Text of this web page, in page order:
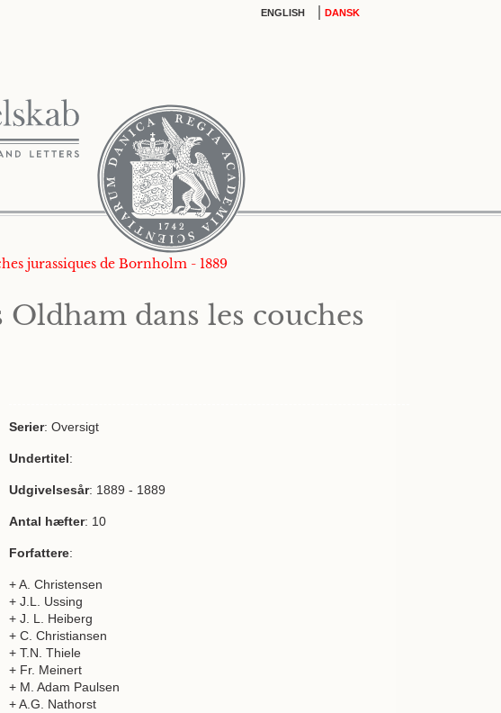
ENGLISH DANSK
jurassiques de Bornholm - 1889
dans les couches
Serier: Oversigt
Undertitel:
Udgivelsesår: 1889 - 1889
Antal hæfter: 10
Forfattere:
+ A. Christensen
+ J.L. Ussing
+ J. L. Heiberg
+ C. Christiansen
+ T.N. Thiele
+ Fr. Meinert
+ M. Adam Paulsen
+ A.G. Nathorst